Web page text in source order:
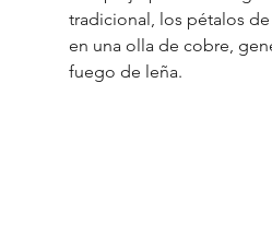
tradicional, los pétalos
en una olla de cobre,
fuego de leña.